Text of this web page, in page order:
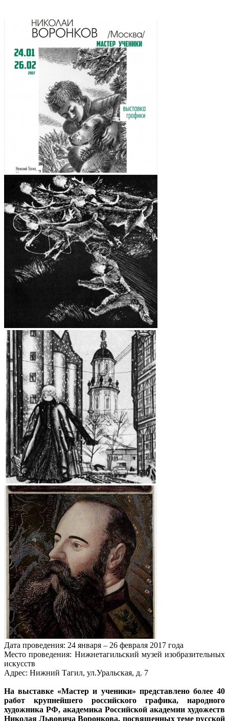
Дата проведения: 24 января – 26 февраля 2017 года
Место проведения: Нижнетагильский музей изобразительных
искусств
Адрес: Нижний Тагил, ул.Уральская, д. 7
На выставке «Мастер и ученики» представлено более 40
работ крупнейшего российского графика, народного
художника РФ, академика Российской академии художеств
Николая Львовича Воронкова, посвященных теме русской